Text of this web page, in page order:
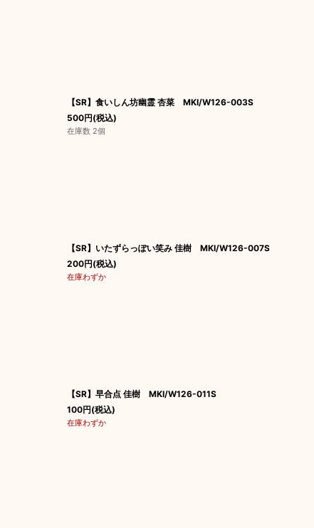
【SR】食いしん坊幽霊 杏菜 MKI/W126-003S
500円(税込)
在庫数 2個
【SR】いたずらっぽい笑み 佳樹 MKI/W126-007S
200円(税込)
在庫わずか
【SR】早合点 佳樹 MKI/W126-011S
100円(税込)
在庫わずか